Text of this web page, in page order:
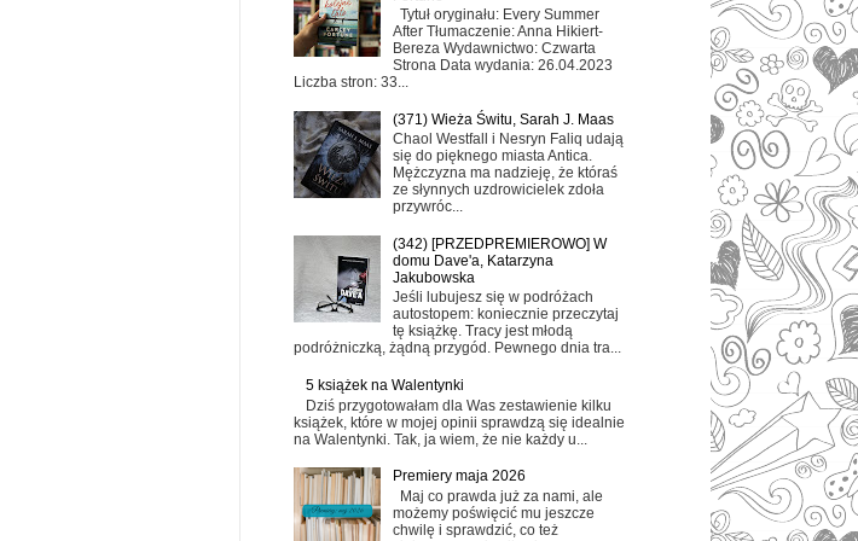
Tytuł oryginału: Every Summer
After Tłumaczenie: Anna Hikiert-
Bereza Wydawnictwo: Czwarta
Strona Data wydania: 26.04.2023
Liczba stron: 33...
(371) Wieża Świtu, Sarah J. Maas
Chaol Westfall i Nesryn Faliq udają
się do pięknego miasta Antica.
Mężczyzna ma nadzieję, że któraś
ze słynnych uzdrowicielek zdoła
przywróc...
(342) [PRZEDPREMIEROWO] W
domu Dave'a, Katarzyna
Jakubowska
Jeśli lubujesz się w podróżach
autostopem: koniecznie przeczytaj
tę książkę. Tracy jest młodą
podróżniczką, żądną przygód. Pewnego dnia tra...
5 książek na Walentynki
Dziś przygotowałam dla Was zestawienie kilku
książek, które w mojej opinii sprawdzą się idealnie
na Walentynki. Tak, ja wiem, że nie każdy u...
Premiery maja 2026
Maj co prawda już za nami, ale
możemy poświęcić mu jeszcze
chwilę i sprawdzić, co też